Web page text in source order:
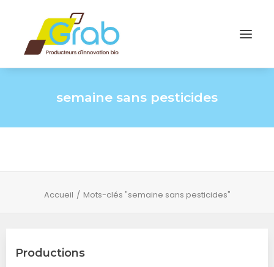
semaine sans pesticides
Accueil Mots-clés "semaine sans pesticides"
Productions